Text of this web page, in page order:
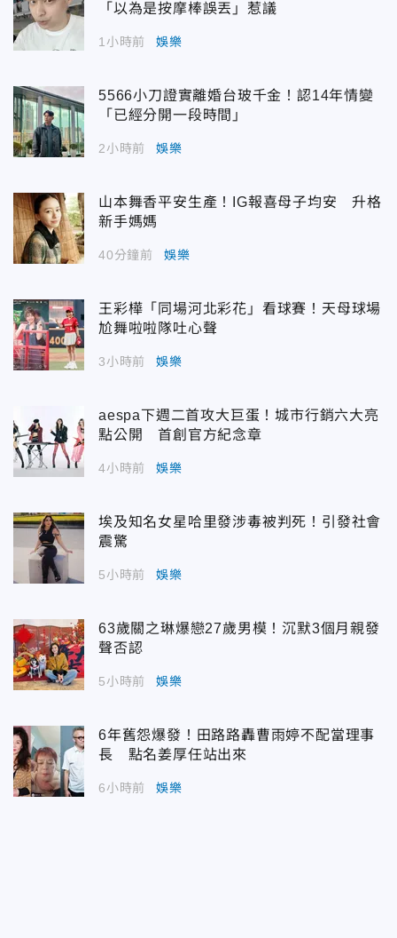
「以為是按摩棒誤丟」惹議
1小時前 娛樂
5566小刀證實離婚台玻千金！認14年情變
「已經分開一段時間」
2小時前 娛樂
山本舞香平安生產！IG報喜母子均安 升格
新手媽媽
40分鐘前 娛樂
王彩樺「同場河北彩花」看球賽！天母球場
尬舞啦啦隊吐心聲
3小時前 娛樂
aespa下週二首攻大巨蛋！城市行銷六大亮
點公開 首創官方紀念章
4小時前 娛樂
埃及知名女星哈里發涉毒被判死！引發社會
震驚
5小時前 娛樂
63歲關之琳爆戀27歲男模！沉默3個月親發
聲否認
5小時前 娛樂
6年舊怨爆發！田路路轟曹雨婷不配當理事
長 點名姜厚任站出來
6小時前 娛樂